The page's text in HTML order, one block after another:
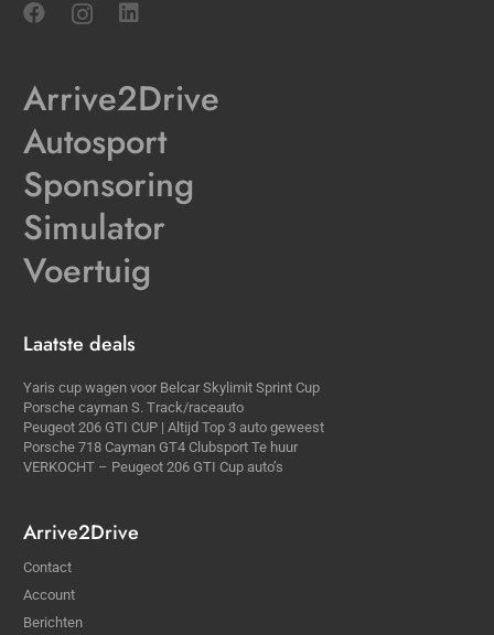
Arrive2Drive
Autosport
Sponsoring
Simulator
Voertuig
Laatste deals
Yaris cup wagen voor Belcar Skylimit Sprint Cup
Porsche cayman S. Track/raceauto
Peugeot 206 GTI CUP | Altijd Top 3 auto geweest
Porsche 718 Cayman GT4 Clubsport Te huur
VERKOCHT – Peugeot 206 GTI Cup auto’s
Arrive2Drive
Contact
Account
Berichten